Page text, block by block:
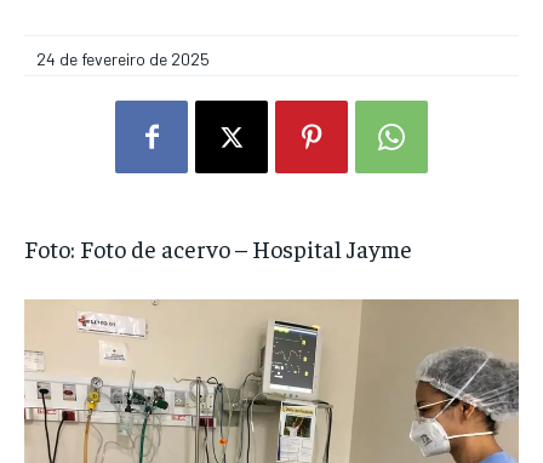
24 de fevereiro de 2025
Foto: Foto de acervo – Hospital Jayme